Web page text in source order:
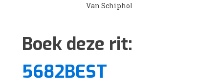
Van Schiphol
Boek deze rit:
5682BEST